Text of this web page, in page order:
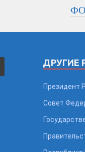
ДРУГИЕ
Президент
Совет